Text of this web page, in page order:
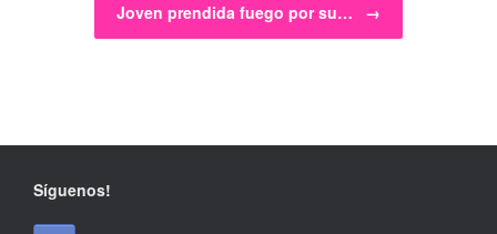
Joven prendida fuego por su… →
Síguenos!